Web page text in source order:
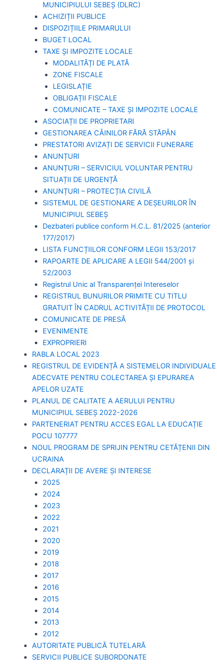
MUNICIPIULUI SEBEȘ (DLRC)
ACHIZIȚII PUBLICE
DISPOZIȚIILE PRIMARULUI
BUGET LOCAL
TAXE ȘI IMPOZITE LOCALE
MODALITĂȚI DE PLATĂ
ZONE FISCALE
LEGISLAȚIE
OBLIGAȚII FISCALE
COMUNICATE – TAXE ȘI IMPOZITE LOCALE
ASOCIAȚII DE PROPRIETARI
GESTIONAREA CÂINILOR FĂRĂ STĂPÂN
PRESTATORI AVIZAȚI DE SERVICII FUNERARE
ANUNȚURI
ANUNȚURI – SERVICIUL VOLUNTAR PENTRU
SITUAȚII DE URGENȚĂ
ANUNȚURI – PROTECȚIA CIVILĂ
SISTEMUL DE GESTIONARE A DEȘEURILOR ÎN
MUNICIPIUL SEBEȘ
Dezbateri publice conform H.C.L. 81/2025 (anterior
177/2017)
LISTA FUNCȚIILOR CONFORM LEGII 153/2017
RAPOARTE DE APLICARE A LEGII 544/2001 și
52/2003
Registrul Unic al Transparenței Intereselor
REGISTRUL BUNURILOR PRIMITE CU TITLU
GRATUIT ÎN CADRUL ACTIVITĂȚII DE PROTOCOL
COMUNICATE DE PRESĂ
EVENIMENTE
EXPROPRIERI
RABLA LOCAL 2023
REGISTRUL DE EVIDENȚĂ A SISTEMELOR INDIVIDUALE
ADECVATE PENTRU COLECTAREA ȘI EPURAREA
APELOR UZATE
PLANUL DE CALITATE A AERULUI PENTRU
MUNICIPIUL SEBEȘ 2022-2026
PARTENERIAT PENTRU ACCES EGAL LA EDUCAȚIE
POCU 107777
NOUL PROGRAM DE SPRIJIN PENTRU CETĂȚENII DIN
UCRAINA
DECLARAȚII DE AVERE ȘI INTERESE
2025
2024
2023
2022
2021
2020
2019
2018
2017
2016
2015
2014
2013
2012
AUTORITATE PUBLICĂ TUTELARĂ
SERVICII PUBLICE SUBORDONATE